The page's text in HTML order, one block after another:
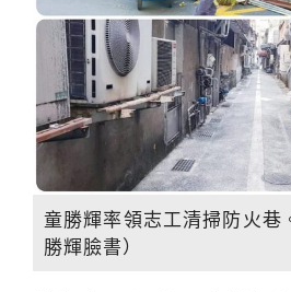
童勝輝率領志工清掃防火巷
勝輝臉書）